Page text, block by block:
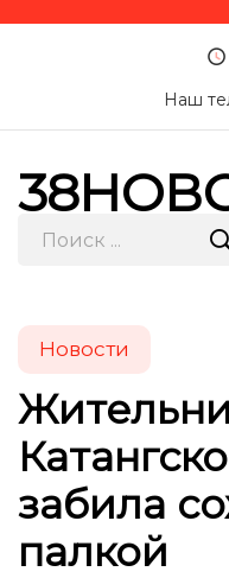
Наш
Новости
забила
палкой